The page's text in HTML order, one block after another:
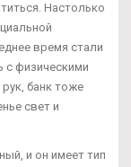
Настолько
время стали
с физическими
банк тоже
свет и
и он имеет тип